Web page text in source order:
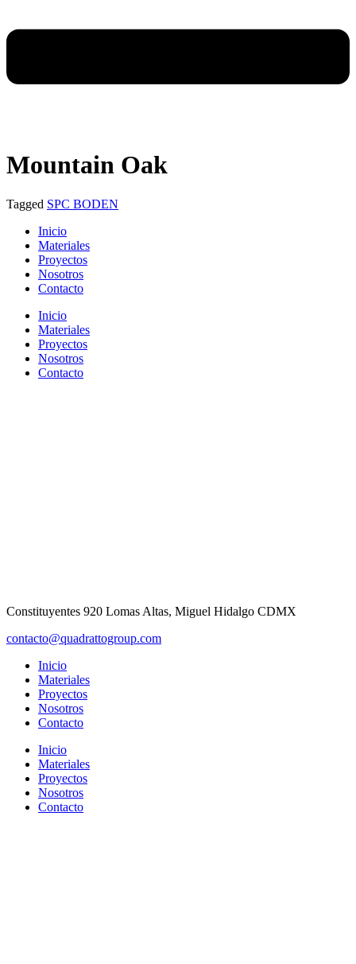
Mountain Oak
Tagged SPC BODEN
Inicio
Materiales
Proyectos
Nosotros
Contacto
Inicio
Materiales
Proyectos
Nosotros
Contacto
Constituyentes 920 Lomas Altas, Miguel Hidalgo CDMX
contacto@quadrattogroup.com
Inicio
Materiales
Proyectos
Nosotros
Contacto
Inicio
Materiales
Proyectos
Nosotros
Contacto